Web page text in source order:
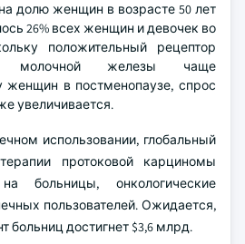
на долю женщин в возрасте 50 лет
26% всех женщин и девочек во
положительный рецептор
молочной железы чаще
женщин в постменопаузе, спрос
увеличивается.
использовании, глобальный
протоковой карциномы
больницы, онкологические
пользователей. Ожидается,
больниц достигнет $3,6 млрд.